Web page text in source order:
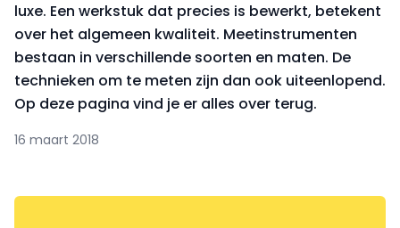
luxe. Een werkstuk dat precies is bewerkt, betekent
over het algemeen kwaliteit. Meetinstrumenten
bestaan in verschillende soorten en maten. De
technieken om te meten zijn dan ook uiteenlopend.
Op deze pagina vind je er alles over terug.
16 maart 2018